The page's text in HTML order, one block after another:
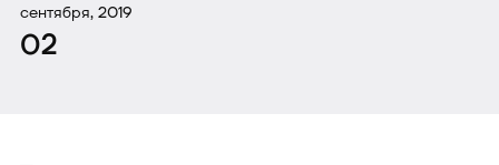
сентября, 2019
02